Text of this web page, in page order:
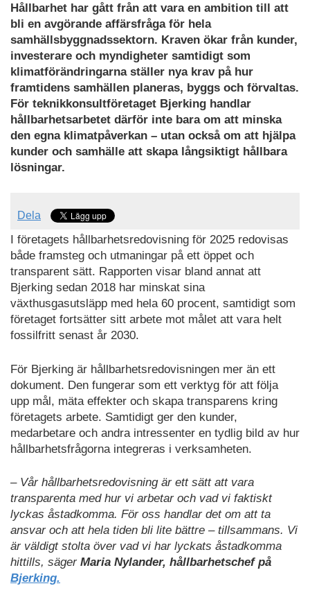
Hållbarhet har gått från att vara en ambition till att
bli en avgörande affärsfråga för hela
samhällsbyggnadssektorn. Kraven ökar från kunder,
investerare och myndigheter samtidigt som
klimatförändringarna ställer nya krav på hur
framtidens samhällen planeras, byggs och förvaltas.
För teknikkonsultföretaget Bjerking handlar
hållbarhetsarbetet därför inte bara om att minska
den egna klimatpåverkan – utan också om att hjälpa
kunder och samhälle att skapa långsiktigt hållbara
lösningar.
Dela
I företagets hållbarhetsredovisning för 2025 redovisas
både framsteg och utmaningar på ett öppet och
transparent sätt. Rapporten visar bland annat att
Bjerking sedan 2018 har minskat sina
växthusgasutsläpp med hela 60 procent, samtidigt som
företaget fortsätter sitt arbete mot målet att vara helt
fossilfritt senast år 2030.
För Bjerking är hållbarhetsredovisningen mer än ett
dokument. Den fungerar som ett verktyg för att följa
upp mål, mäta effekter och skapa transparens kring
företagets arbete. Samtidigt ger den kunder,
medarbetare och andra intressenter en tydlig bild av hur
hållbarhetsfrågorna integreras i verksamheten.
– Vår hållbarhetsredovisning är ett sätt att vara
transparenta med hur vi arbetar och vad vi faktiskt
lyckas åstadkomma. För oss handlar det om att ta
ansvar och att hela tiden bli lite bättre – tillsammans. Vi
är väldigt stolta över vad vi har lyckats åstadkomma
hittills, säger Maria Nylander, hållbarhetschef på
Bjerking.